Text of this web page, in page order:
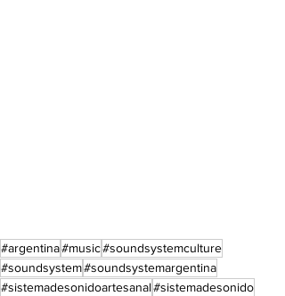
#argentina#music#soundsystemculture
#soundsystem#soundsystemargentina
#sistemadesonidoartesanal#sistemadesonido